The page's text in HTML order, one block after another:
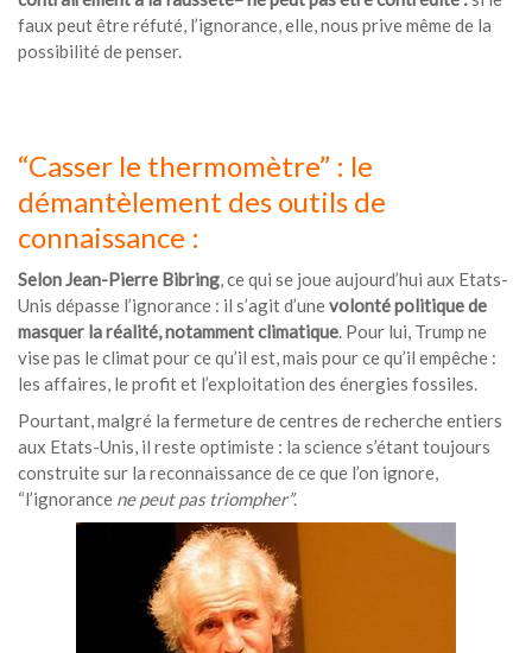
faux peut être réfuté, l’ignorance, elle, nous prive même de la
possibilité de penser.
“Casser le thermomètre” : le
démantèlement des outils de
connaissance :
Selon Jean-Pierre Bibring, ce qui se joue aujourd’hui aux Etats-
Unis dépasse l’ignorance : il s’agit d’unevolonté politique de
masquer la réalité, notamment climatique. Pour lui, Trump ne
vise pas le climat pour ce qu’il est, mais pour ce qu’il empêche :
les affaires, le profit et l’exploitation des énergies fossiles.
Pourtant, malgré la fermeture de centres de recherche entiers
aux Etats-Unis, il reste optimiste : la science s’étant toujours
construite sur la reconnaissance de ce que l’on ignore,
“l’ignorance ne peut pas triompher”.